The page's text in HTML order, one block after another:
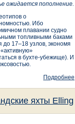
ожидается пополнение.
о
Ибо
плавании судно
топливными баками
17–18 узлов, экономя
в бухте-убежище). И
Подробнее
яхты Elling